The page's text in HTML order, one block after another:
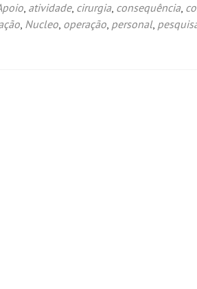
, atividade, cirurgia, consequência,
, Nucleo, operação, personal,